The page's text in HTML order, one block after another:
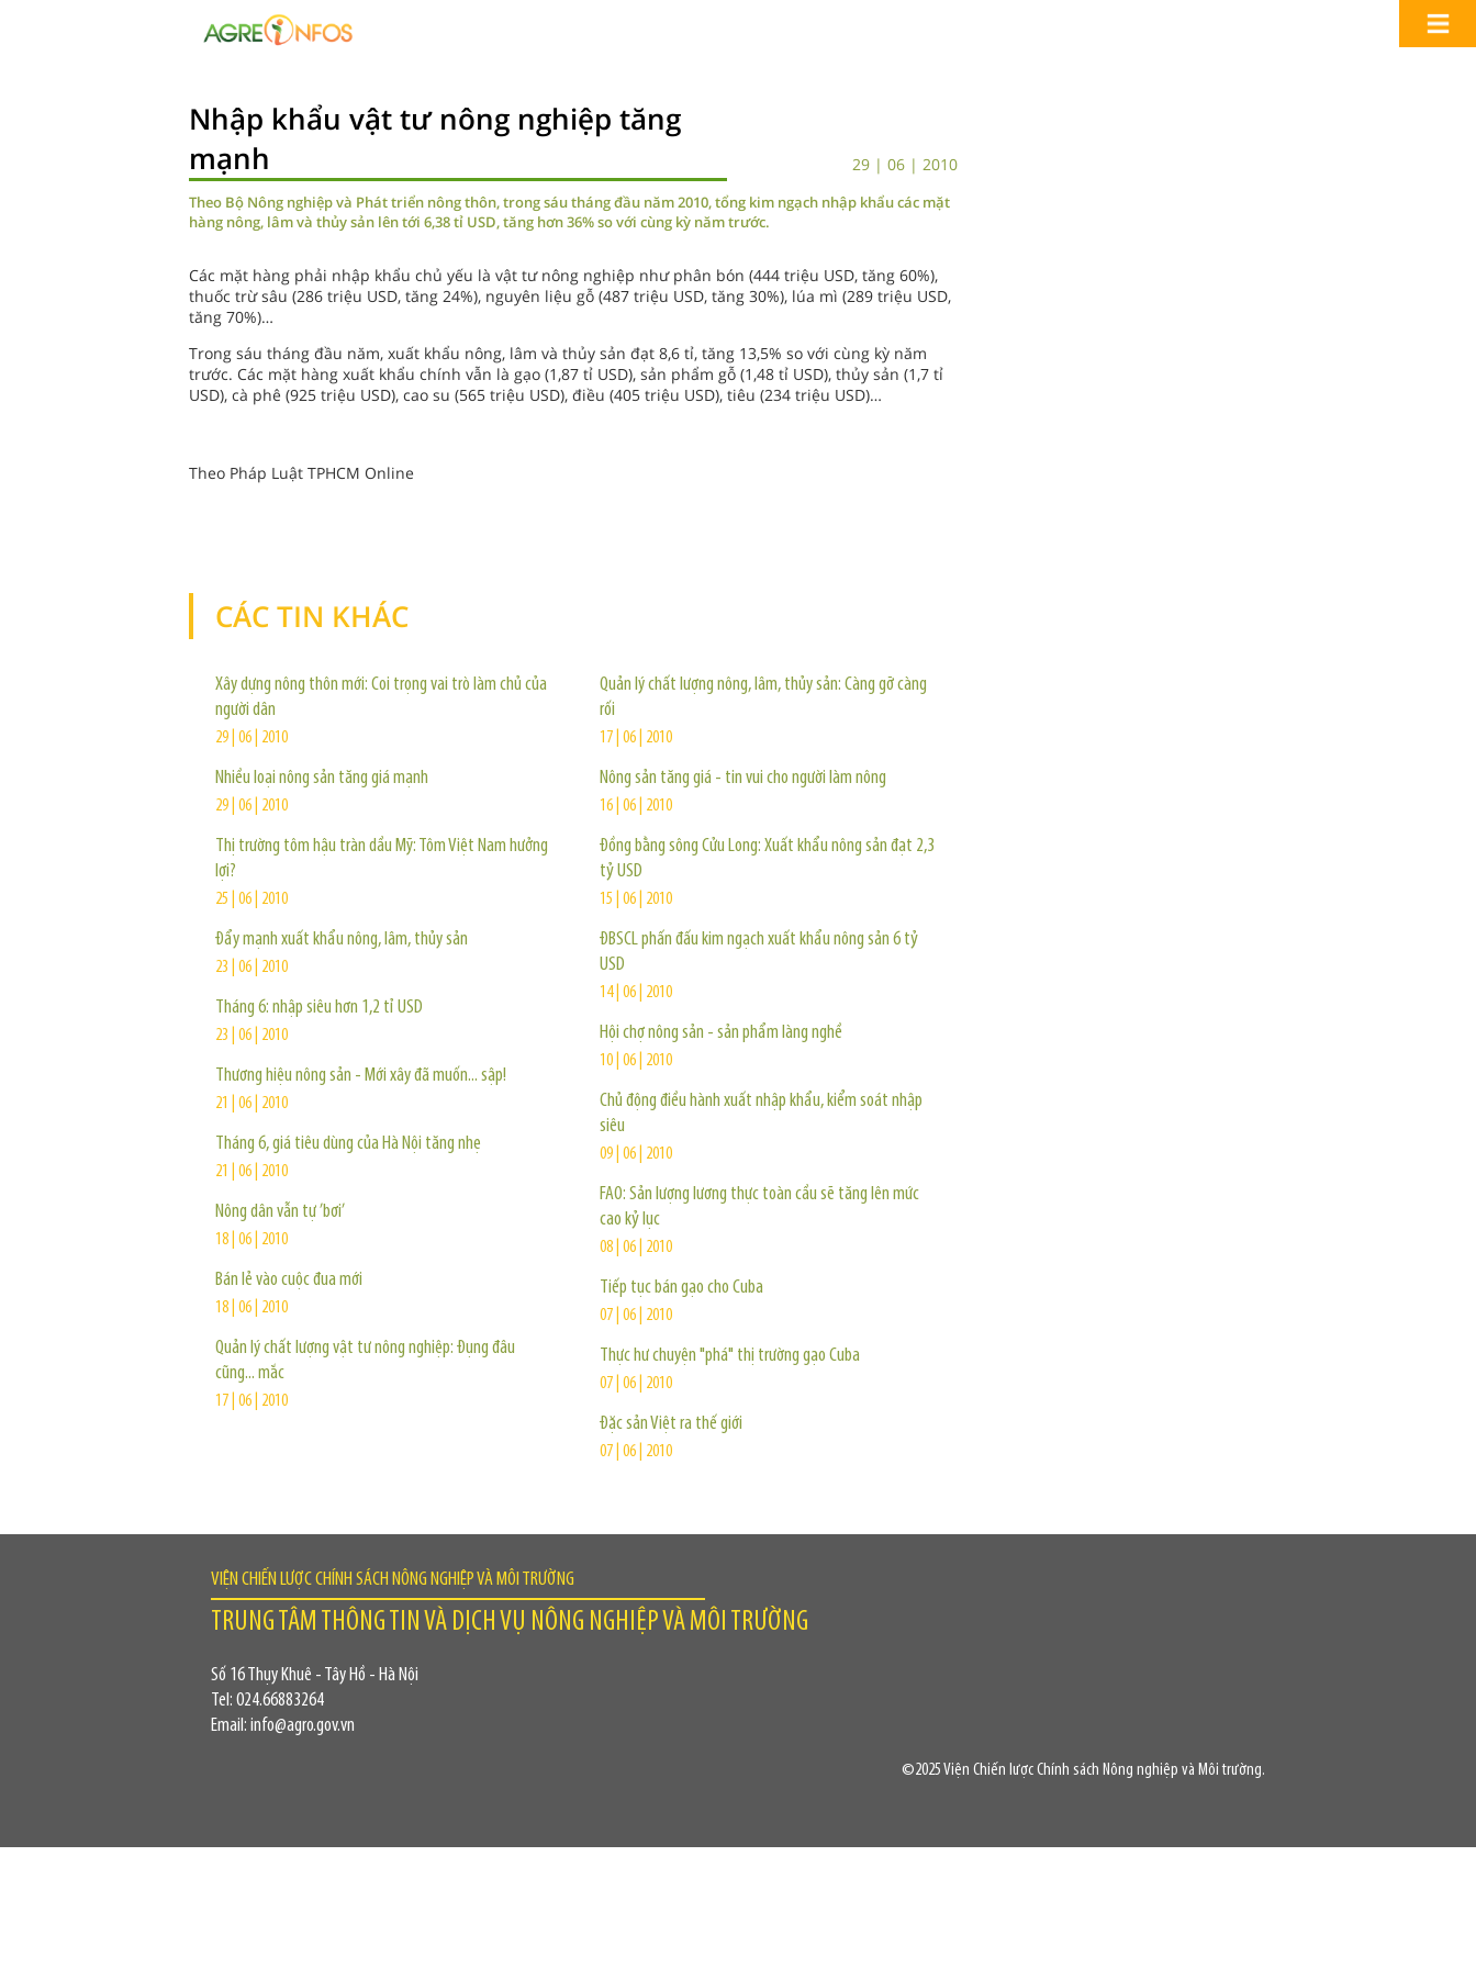
Nhập khẩu vật tư nông nghiệp tăng
mạnh
29 | 06 | 2010
Theo Bộ Nông nghiệp và Phát triển nông thôn, trong sáu tháng đầu năm 2010, tổng kim ngạch nhập khẩu các mặt
hàng nông, lâm và thủy sản lên tới 6,38 tỉ USD, tăng hơn 36% so với cùng kỳ năm trước.
Các mặt hàng phải nhập khẩu chủ yếu là vật tư nông nghiệp như phân bón (444 triệu USD, tăng 60%),
thuốc trừ sâu (286 triệu USD, tăng 24%), nguyên liệu gỗ (487 triệu USD, tăng 30%), lúa mì (289 triệu USD,
tăng 70%)…
Trong sáu tháng đầu năm, xuất khẩu nông, lâm và thủy sản đạt 8,6 tỉ, tăng 13,5% so với cùng kỳ năm
trước. Các mặt hàng xuất khẩu chính vẫn là gạo (1,87 tỉ USD), sản phẩm gỗ (1,48 tỉ USD), thủy sản (1,7 tỉ
USD), cà phê (925 triệu USD), cao su (565 triệu USD), điều (405 triệu USD), tiêu (234 triệu USD)…
Theo Pháp Luật TPHCM Online
CÁC TIN KHÁC
Xây dựng nông thôn mới: Coi trọng vai trò làm chủ của
người dân
29 | 06 | 2010
Nhiều loại nông sản tăng giá mạnh
29 | 06 | 2010
Thị trường tôm hậu tràn dầu Mỹ: Tôm Việt Nam hưởng
lợi?
25 | 06 | 2010
Ðẩy mạnh xuất khẩu nông, lâm, thủy sản
23 | 06 | 2010
Tháng 6: nhập siêu hơn 1,2 tỉ USD
23 | 06 | 2010
Thương hiệu nông sản - Mới xây đã muốn... sập!
21 | 06 | 2010
Tháng 6, giá tiêu dùng của Hà Nội tăng nhẹ
21 | 06 | 2010
Nông dân vẫn tự ’bơi’
18 | 06 | 2010
Bán lẻ vào cuộc đua mới
18 | 06 | 2010
Quản lý chất lượng vật tư nông nghiệp: Đụng đâu
cũng... mắc
17 | 06 | 2010
Quản lý chất lượng nông, lâm, thủy sản: Càng gỡ càng
rối
17 | 06 | 2010
Nông sản tăng giá - tin vui cho người làm nông
16 | 06 | 2010
Đồng bằng sông Cửu Long: Xuất khẩu nông sản đạt 2,3
tỷ USD
15 | 06 | 2010
ÐBSCL phấn đấu kim ngạch xuất khẩu nông sản 6 tỷ
USD
14 | 06 | 2010
Hội chợ nông sản - sản phẩm làng nghề
10 | 06 | 2010
Chủ động điều hành xuất nhập khẩu, kiểm soát nhập
siêu
09 | 06 | 2010
FAO: Sản lượng lương thực toàn cầu sẽ tăng lên mức
cao kỷ lục
08 | 06 | 2010
Tiếp tục bán gạo cho Cuba
07 | 06 | 2010
Thực hư chuyện "phá" thị trường gạo Cuba
07 | 06 | 2010
Đặc sản Việt ra thế giới
07 | 06 | 2010
VIỆN CHIẾN LƯỢC CHÍNH SÁCH NÔNG NGHIỆP VÀ MÔI TRƯỜNG
TRUNG TÂM THÔNG TIN VÀ DỊCH VỤ NÔNG NGHIỆP VÀ MÔI TRƯỜNG
Số 16 Thụy Khuê - Tây Hồ - Hà Nội
Tel: 024.66883264
Email: info@agro.gov.vn
©2025 Viện Chiến lược Chính sách Nông nghiệp và Môi trường.